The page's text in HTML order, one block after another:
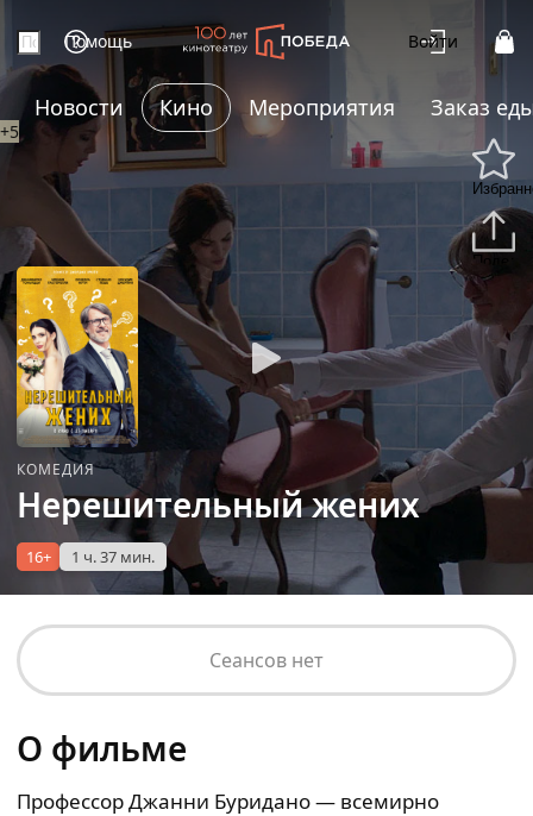
Помощь Войти
Новости Кино Мероприятия Заказ
+5
КОМЕДИЯ
Нерешительный жених
16+ 1 ч. 37 мин.
Сеансов нет
О фильме
Профессор Джанни Буридано — всемирно